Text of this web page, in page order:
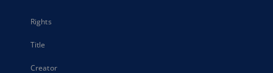
Rights
Title
Creator